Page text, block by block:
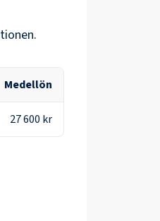
Medellön
27 600 kr